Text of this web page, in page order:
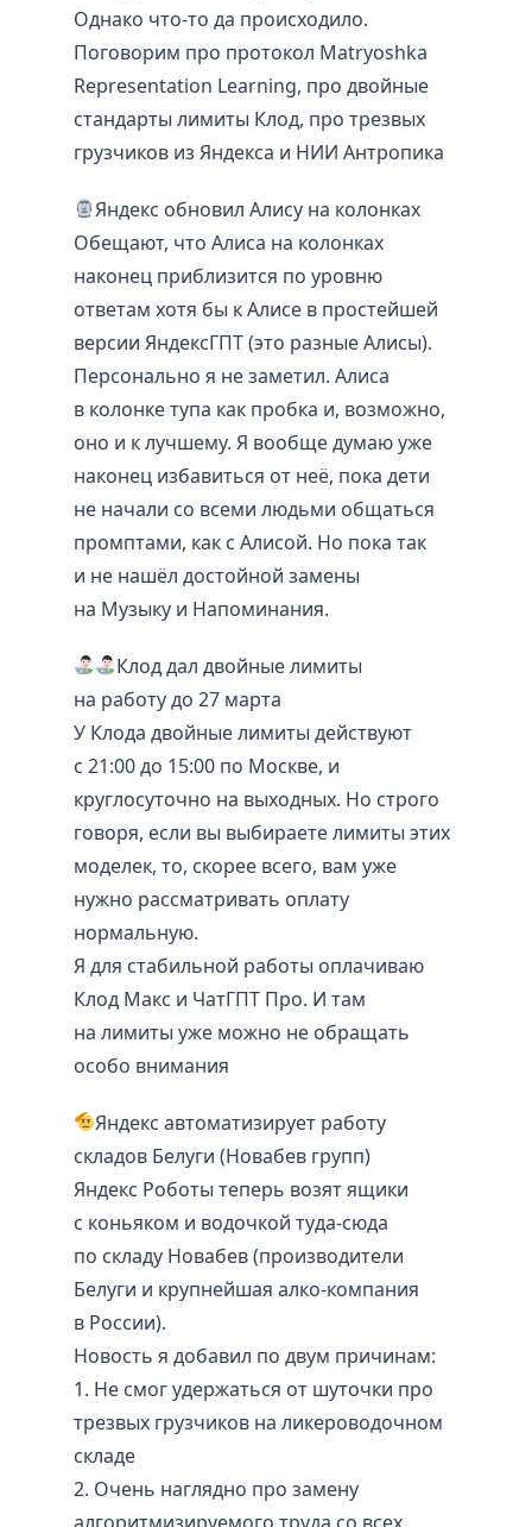
Однако что-то да происходило.
Поговорим про протокол Matryoshka
Representation Learning, про двойные
стандарты лимиты Клод, про трезвых
грузчиков из Яндекса и НИИ Антропика
Яндекс обновил Алису на колонках
Обещают, что Алиса на колонках
наконец приблизится по уровню
ответам хотя бы к Алисе в простейшей
версии ЯндексГПТ (это разные Алисы).
Персонально я не заметил. Алиса
в колонке тупа как пробка и, возможно,
оно и к лучшему. Я вообще думаю уже
наконец избавиться от неё, пока дети
не начали со всеми людьми общаться
промптами, как с Алисой. Но пока так
и не нашёл достойной замены
на Музыку и Напоминания.
Клод дал двойные лимиты
на работу до 27 марта
У Клода двойные лимиты действуют
с 21:00 до 15:00 по Москве, и
круглосуточно на выходных. Но строго
говоря, если вы выбираете лимиты этих
моделек, то, скорее всего, вам уже
нужно рассматривать оплату
нормальную.
Я для стабильной работы оплачиваю
Клод Макс и ЧатГПТ Про. И там
на лимиты уже можно не обращать
особо внимания
Яндекс автоматизирует работу
складов Белуги (Новабев групп)
Яндекс Роботы теперь возят ящики
с коньяком и водочкой туда-сюда
по складу Новабев (производители
Белуги и крупнейшая алко-компания
в России).
Новость я добавил по двум причинам:
1. Не смог удержаться от шуточки про
трезвых грузчиков на ликероводочном
складе
2. Очень наглядно про замену
алгоритмизируемого труда со всех